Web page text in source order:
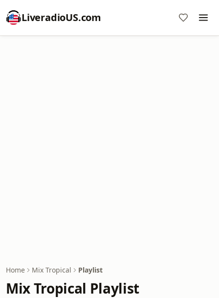
LiveradioUS.com
Home Mix Tropical Playlist
Mix Tropical Playlist